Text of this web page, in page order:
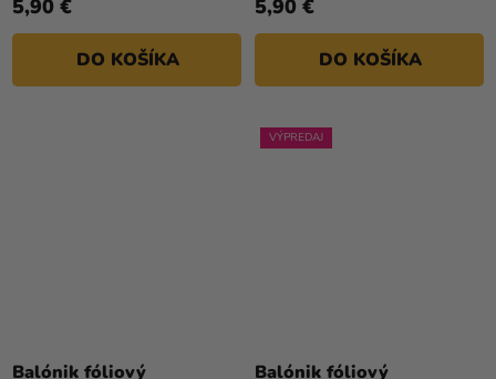
5,90 €
DO KOŠÍKA
5,90 €
DO KOŠÍKA
Balónik fóliovýhodnotenie
VÝPREDAJ
Balónik fóliovýhodnotenie